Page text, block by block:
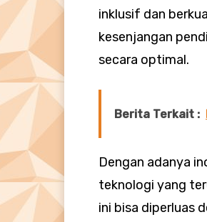
inklusif dan
kesenjangan
secara optimal.
Berita Terkait :
Dengan adanya
teknologi yang
ini bisa diperluas